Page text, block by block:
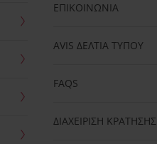
ΕΠΙΚΟΙΝΩΝΙΑ
AVIS ΔΕΛΤΙΑ ΤΥΠΟΥ
FAQS
ΔΙΑΧΕΙΡΙΣΗ ΚΡΑΤΗΣΗΣ